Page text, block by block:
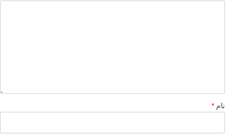
نام *